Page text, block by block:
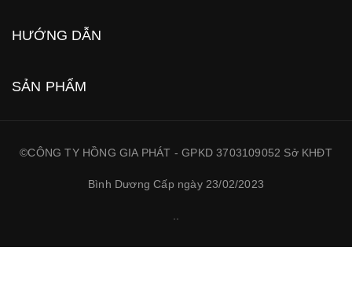
HƯỚNG DẪN
SẢN PHẨM
©CÔNG TY HỒNG GIA PHÁT - GPKD 3703109052 Sở KHĐT
Bình Dương Cấp ngày 23/02/2023